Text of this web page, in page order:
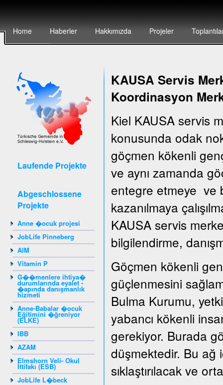
Home Haberler Hakkımızda Projeler
Laufende Projekte
Abgeschlossene
Projekte
Anne �ocuk projesi
JobLife Pinneberg
AIM
Vitamin P
G��menlere ihtiya�
durumlarında eyalet -
�apında danışmanlık
hizmeti
Anne-Babalar �ocuk
Eğitimini �ğreniyor
(ELKE)
IBB
AZAM
Elmshorn Veli- Okul
İttifakı (ESB)
JobLife L�beck
KAUSA Servis
Koordinasyon
Kiel KAUSA servis
konusunda odak
göçmen kökenli
ve aynı zamanda
entegre etmeye ve
kazanılmaya
KAUSA servis
bilgilendirme,
Göçmen kökenli
güçlenmesini
Bulma Kurumu,
yabancı kökenli
gerekiyor. Burada
düşmektedir. Bu ağ
sıklaştırılacak ve